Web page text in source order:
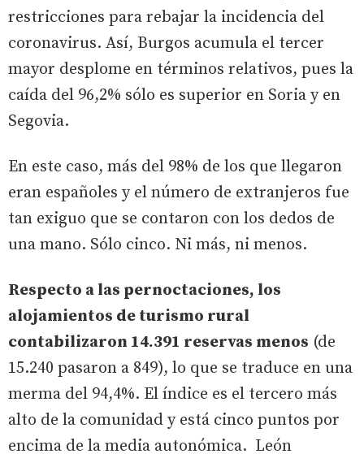
restricciones para rebajar la incidencia del
coronavirus. Así, Burgos acumula el tercer
mayor desplome en términos relativos, pues la
caída del 96,2% sólo es superior en Soria y en
Segovia.
En este caso, más del 98% de los que llegaron
eran españoles y el número de extranjeros fue
tan exiguo que se contaron con los dedos de
una mano. Sólo cinco. Ni más, ni menos.
Respecto a las pernoctaciones, los
alojamientos de turismo rural
contabilizaron 14.391 reservas menos (de
15.240 pasaron a 849), lo que se traduce en una
merma del 94,4%. El índice es el tercero más
alto de la comunidad y está cinco puntos por
encima de la media autonómica. León